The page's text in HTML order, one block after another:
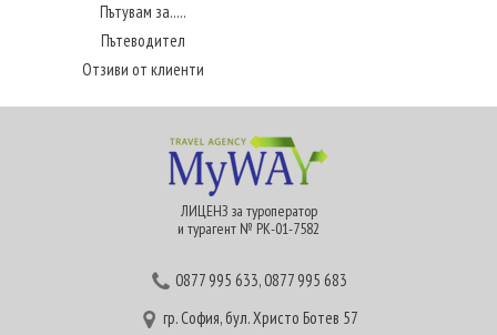
Пътувам за.....
Пътеводител
Отзиви от клиенти
ЛИЦЕНЗ за туроператор
и турагент № РК-01-7582
0877 995 633,0877 995 683
гр. София, бул. Христо Ботев 57